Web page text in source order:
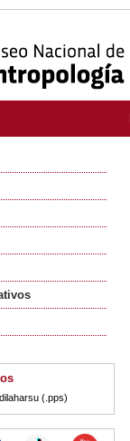
(.pps)